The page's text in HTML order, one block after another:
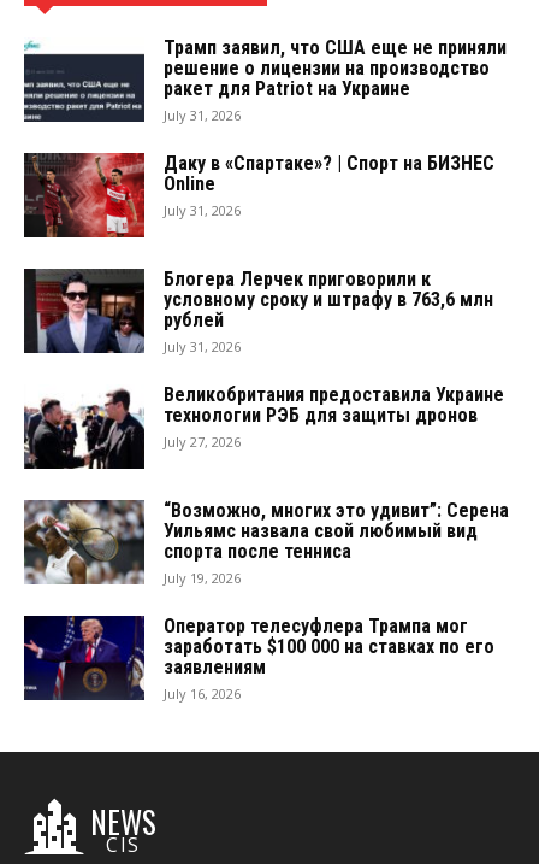
Трамп заявил, что США еще не приняли
решение о лицензии на производство
ракет для Patriot на Украине
July 31, 2026
Даку в «Спартаке»? | Спорт на БИЗНЕС
Online
July 31, 2026
Блогера Лерчек приговорили к
условному сроку и штрафу в 763,6 млн
рублей
July 31, 2026
Великобритания предоставила Украине
технологии РЭБ для защиты дронов
July 27, 2026
“Возможно, многих это удивит”: Серена
Уильямс назвала свой любимый вид
спорта после тенниса
July 19, 2026
Оператор телесуфлера Трампа мог
заработать $100 000 на ставках по его
заявлениям
July 16, 2026
NEWS
CIS